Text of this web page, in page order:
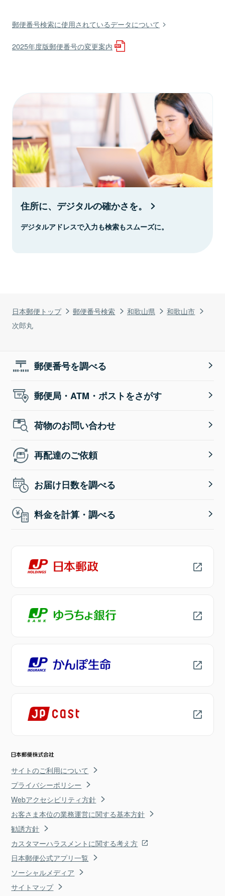
日本郵便トップ 郵便番号検索 和歌山県
和歌山市
次郎丸
郵便番号検索に使用されているデータについて
2025年度版郵便番号の変更案内
住所に、デジタルの確かさを。
デジタルアドレスで入力も検索もスムーズに。
郵便番号を調べる
郵便局・ATM・ポストをさがす
荷物のお問い合わせ
再配達のご依頼
お届け日数を調べる
料金を計算・調べる
サイトのご利用について
プライバシーポリシー
Webアクセシビリティ方針
お客さま本位の業務運営に関する基本方針
勧誘方針
カスタマーハラスメントに関する考え方
日本郵便公式アプリ一覧
ソーシャルメディア
サイトマップ